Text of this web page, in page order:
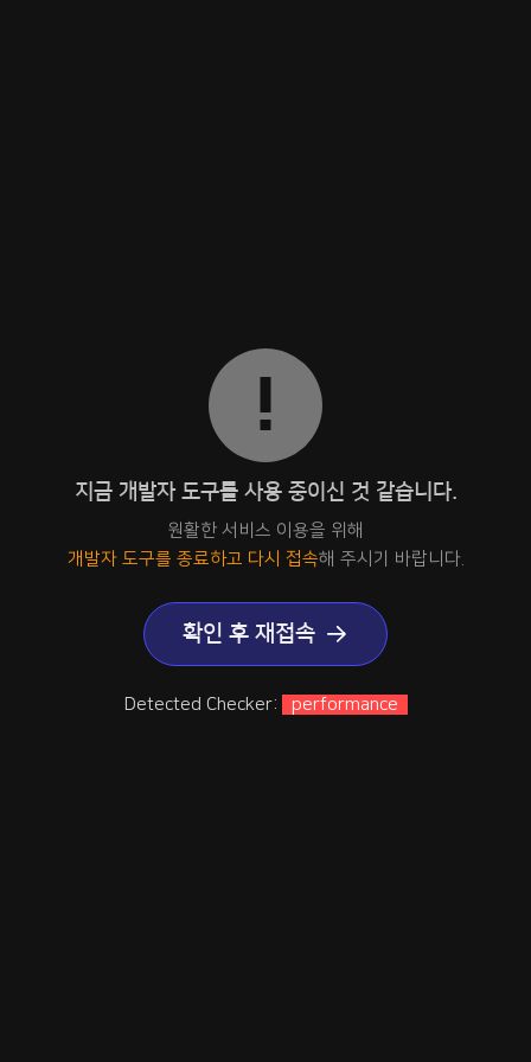
지금 개발자 도구를 사용 중이신 것 같습니다.
원활한 서비스 이용을 위해
개발자 도구를 종료하고 다시 접속해 주시기 바랍니다.
확인 후 재접속
Detected Checker: performance